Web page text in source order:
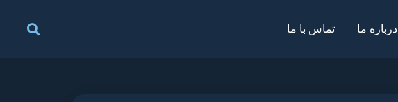
درباره ما تماس با ما